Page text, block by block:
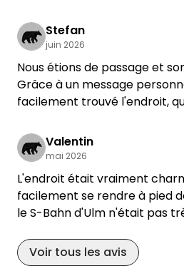
Stefan
juin 2026
Nous étions de passage et
Grâce à un message
facilement trouvé l'endroit,
Comme il pleuvait très fort et
repartis tôt le lendemain,
donner d'avis sur un séjour de
Mais pour notre court
Valentin
mai 2026
L'endroit était vraiment
facilement se rendre à pied
le S-Bahn d'Ulm n'était pas
serviables ! Et il y avait même
affectueux. Je recommande
Voir tous les avis